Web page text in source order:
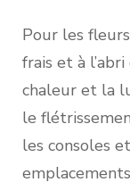
Pour les
frais et à
chaleur et la
le
les consoles